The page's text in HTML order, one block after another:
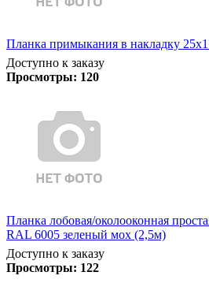
Планка примыкания в накладку
Доступно к заказу
Просмотры: 120
Планка лобовая/околооконная
RAL 6005 зеленый мох (2,5м)
Доступно к заказу
Просмотры: 122